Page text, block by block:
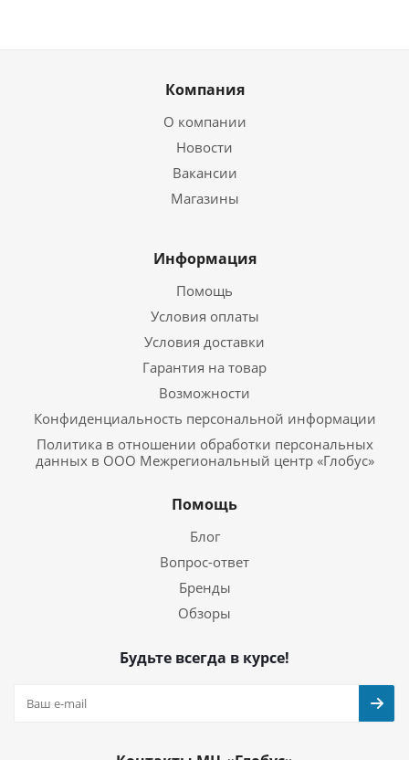
Компания
О компании
Новости
Вакансии
Магазины
Информация
Помощь
Условия оплаты
Условия доставки
Гарантия на товар
Возможности
Конфиденциальность персональной информации
Политика в отношении обработки персональных
данных в ООО Межрегиональный центр «Глобус»
Помощь
Блог
Вопрос-ответ
Бренды
Обзоры
Будьте всегда в курсе!